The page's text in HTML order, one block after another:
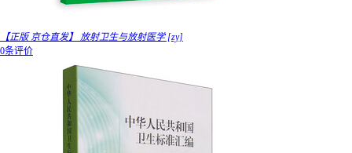
【正版 京仓直发】 放射卫生与放射医学 [zy]
0条评价